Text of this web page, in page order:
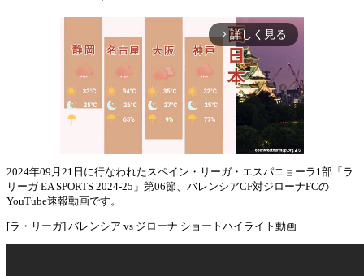
arrow_forward_ios 詳しく見る
2024年09月21日に行なわれたスペイン・リーガ・エスパニョーラ1部「ラ
リーガ EA SPORTS 2024-25」第06節、バレンシアCF対ジローナFCの
YouTube速報動画です。
[ラ・リーガ] バレンシア vs ジローナ ショートハイライト動画